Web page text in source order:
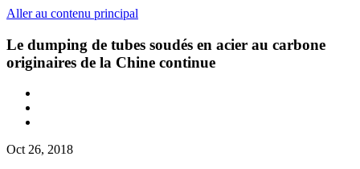
Aller au contenu principal
Le dumping de tubes soudés en acier au carbone
originaires de la Chine continue
Oct 26, 2018